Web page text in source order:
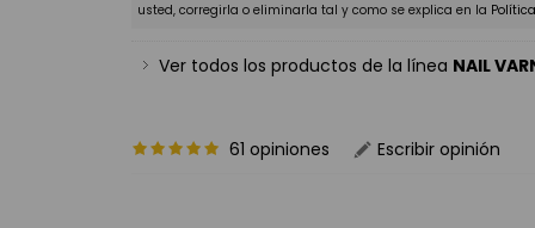
usted, corregirla o eliminarla tal y como se explica en la
Ver todos los productos de la línea NAIL
61 opiniones Escribir opinión